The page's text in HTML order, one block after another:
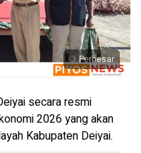
Perbesar
secara resmi
2026 yang akan
Kabupaten Deiyai.